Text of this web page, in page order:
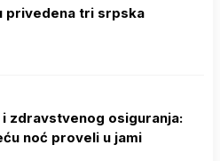
privedena tri srpska
i zdravstvenog osiguranja:
noć proveli u jami